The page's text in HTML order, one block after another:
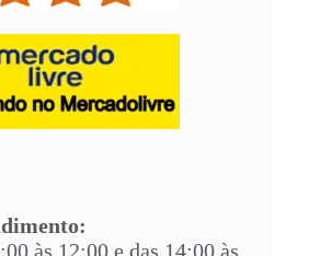
às 12:00 e das 14:00 às